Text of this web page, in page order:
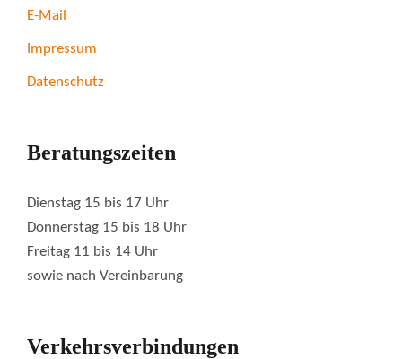
E-Mail
Impressum
Datenschutz
Beratungszeiten
Dienstag 15 bis 17 Uhr
Donnerstag 15 bis 18 Uhr
Freitag 11 bis 14 Uhr
sowie nach Vereinbarung
Verkehrsverbindungen